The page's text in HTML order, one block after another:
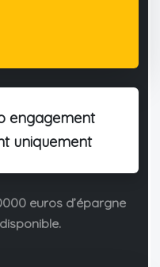
engagement
uniquement
euros d’épargne